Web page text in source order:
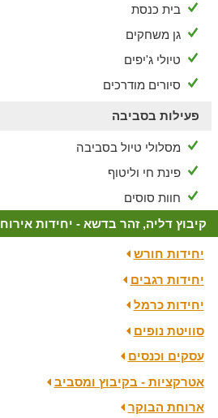
בית כנסת
גן משחקים
טיולי ג'יפים
סיורים מודרכים
פעילות בסביבה
מסלולי טיול בסביבה
פינת חי וליטוף
חוות סוסים
קיבוץ דליה, זהר בדשא - יחידות אירוח
יחידות חורש
יחידות רגבים
יחידות כרמל
סוויטת נופים
עסקים וכנסים
אטרקציות - בקיבוץ ומסביב
ארוחת הבוקר